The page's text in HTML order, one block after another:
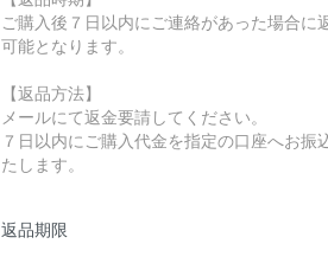
ご購入後７日以内にご連絡があった場合に
可能となります。
【返品方法】
メールにて返金要請してください。
７日以内にご購入代金を指定の口座へお振
たします。
返品期限